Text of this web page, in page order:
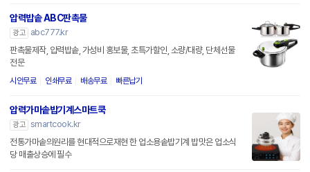
압력밥솥 ABC판촉물
광고
abc777.kr
판촉물제작, 압력밥솥, 가성비 홍보물, 초특가할인, 소량/대량, 단체선물
전문
시안무료 인쇄무료 배송무료 빠른납기
압력가마솥밥기계스마트쿡
광고 smartcook.kr
전통가마솥의원리를 현대적으로재현 한 업소용솥밥기계 밥맛은 업소식
당 매출상승에 필수